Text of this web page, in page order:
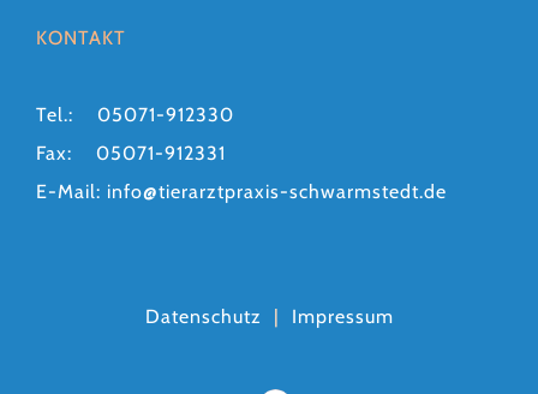
KONTAKT
Tel.: 05071-912330
Fax: 05071-912331
E-Mail: info@tierarztpraxis-schwarmstedt.de
Datenschutz Impressum